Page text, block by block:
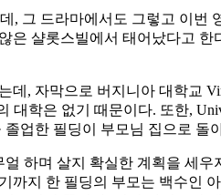
, 그 드라마에서도 그렇고 이
샬롯스빌에서 태어났다고
, 자막으로 버지니아 대학교
학은 없기 때문이다. 또한,
업한 필딩이 부모님 집으로 돌
하며 살지 확실한 계획을 세
지 한 필딩의 부모는 백수인